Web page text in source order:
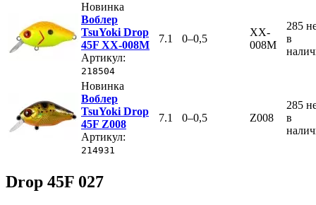
Новинка
Воблер
TsuYoki Drop
45F XX-008M
Артикул:
218504
7.1 0–0,5
XX-
008M
285
в
Новинка
Воблер
TsuYoki Drop
45F Z008
Артикул:
214931
7.1 0–0,5 Z008
285
в
Drop 45F 027